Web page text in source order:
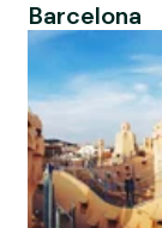
Barcelona